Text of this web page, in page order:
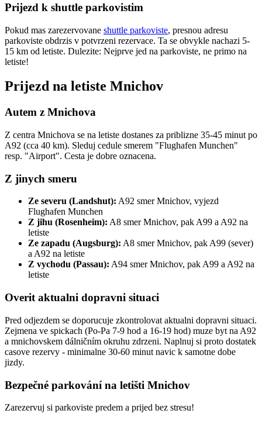
Prijezd k shuttle parkovistim
Pokud mas zarezervovane shuttle parkoviste, presnou adresu
parkoviste obdrzis v potvrzeni rezervace. Ta se obvykle nachazi 5-
15 km od letiste. Dulezite: Nejprve jed na parkoviste, ne primo na
letiste!
Prijezd na letiste Mnichov
Autem z Mnichova
Z centra Mnichova se na letiste dostanes za priblizne 35-45 minut po
A92 (cca 40 km). Sleduj cedule smerem "Flughafen Munchen"
resp. "Airport". Cesta je dobre oznacena.
Z jinych smeru
Ze severu (Landshut): A92 smer Mnichov, vyjezd
Flughafen Munchen
Z jihu (Rosenheim): A8 smer Mnichov, pak A99 a A92 na
letiste
Ze zapadu (Augsburg): A8 smer Mnichov, pak A99 (sever)
a A92 na letiste
Z vychodu (Passau): A94 smer Mnichov, pak A99 a A92 na
letiste
Overit aktualni dopravni situaci
Pred odjezdem se doporucuje zkontrolovat aktualni dopravni situaci.
Zejmena ve spickach (Po-Pa 7-9 hod a 16-19 hod) muze byt na A92
a mnichovskem dálničním okruhu zdrzeni. Naplnuj si proto dostatek
casove rezervy - minimalne 30-60 minut navic k samotne dobe
jizdy.
Bezpečné parkování na letišti Mnichov
Zarezervuj si parkoviste predem a prijed bez stresu!